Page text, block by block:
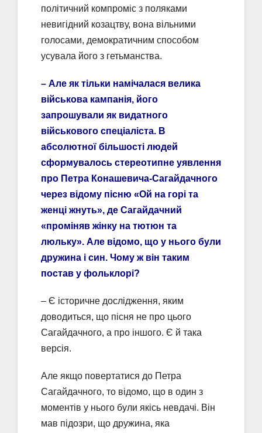
політичний компроміс з поляками
невигідний козацтву, вона вільними
голосами, демократичним способом
усувала його з гетьманства.
– Але як тільки намічалася велика
військова кампанія, його
запрошували як видатного
військового спеціаліста. В
абсолютної більшості людей
сформувалось стереотипне уявлення
про Петра Конашевича-Сагайдачного
через відому пісню «Ой на горі та
женці жнуть», де Сагайдачний
«проміняв жінку на тютюн та
люльку». Але відомо, що у нього були
дружина і син. Чому ж він таким
постав у фольклорі?
– Є історичне дослідження, яким
доводиться, що пісня не про цього
Сагайдачного, а про іншого. Є й така
версія.
Але якщо повертатися до Петра
Сагайдачного, то відомо, що в один з
моментів у нього були якісь невдачі. Він
мав підозри, що дружина, яка